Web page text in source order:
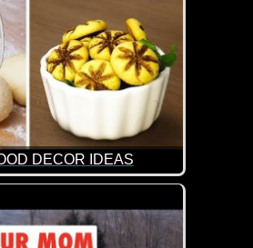
DECOR IDEAS
Ideen wie man Essen schöner